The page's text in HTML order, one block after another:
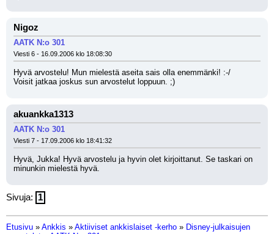
Nigoz
AATK N:o 301
Viesti 6 - 16.09.2006 klo 18:08:30
Hyvä arvostelu! Mun mielestä aseita sais olla enemmänki! :-/
Voisit jatkaa joskus sun arvostelut loppuun. ;)
akuankka1313
AATK N:o 301
Viesti 7 - 17.09.2006 klo 18:41:32
Hyvä, Jukka! Hyvä arvostelu ja hyvin olet kirjoittanut. Se taskari on
minunkin mielestä hyvä.
Sivuja: 1
Etusivu » Ankkis » Aktiiviset ankkislaiset -kerho » Disney-julkaisujen